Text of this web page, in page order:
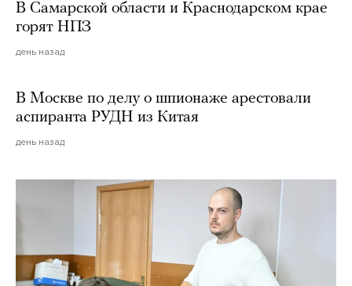
В Самарской области и Краснодарском крае
горят НПЗ
день назад
В Москве по делу о шпионаже арестовали
аспиранта РУДН из Китая
день назад